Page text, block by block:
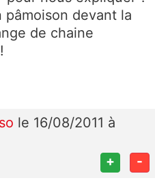
devant la
de chaine
le 16/08/2011 à
+ -